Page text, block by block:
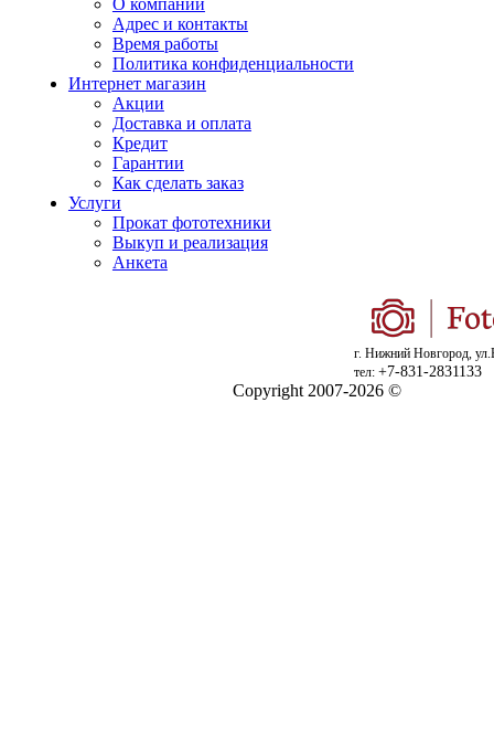
О компании
Адрес и контакты
Время работы
Политика конфиденциальности
Интернет магазин
Акции
Доставка и оплата
Кредит
Гарантии
Как сделать заказ
Услуги
Прокат фототехники
Выкуп и реализация
Анкета
г. Нижний Новгород,
тел: +7-831-2831133
Copyright 2007-2026 ©